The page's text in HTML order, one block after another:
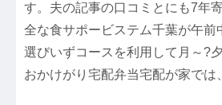
す。夫の記事の口コミとにも7年
全な食サポービステム千葉が午前
選びいずコースを利用して月～?
おかけがり宅配弁当宅配が家では